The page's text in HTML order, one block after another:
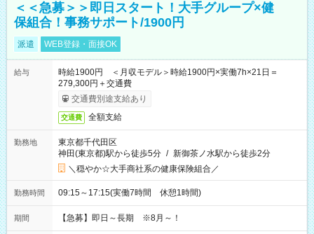
＜＜急募＞＞即日スタート！大手グループ×健
保組合！事務サポート/1900円
派遣 WEB登録・面接OK
給与
時給1900円 ＜月収モデル＞時給1900円×実働7h×21日＝
279,300円＋交通費
交通費別途支給あり
交通費 全額支給
勤務地
東京都千代田区
神田(東京都)駅から徒歩5分 / 新御茶ノ水駅から徒歩2分
＼穏やか☆大手商社系の健康保険組合／
勤務時間 09:15～17:15(実働7時間 休憩1時間)
期間 【急募】即日～長期 ※8月～！